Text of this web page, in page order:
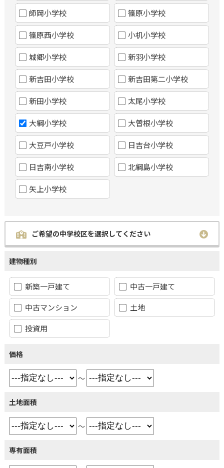
師岡小学校 篠原小学校
篠原西小学校 小机小学校
城郷小学校 新羽小学校
新吉田小学校 新吉田第二小学校
新田小学校 太尾小学校
大綱小学校 大曽根小学校
大豆戸小学校 日吉台小学校
日吉南小学校 北綱島小学校
矢上小学校
ご希望の中学校区を選択してください
建物種別
新築一戸建て
中古一戸建て
中古マンション
土地
投資用
価格
～
土地面積
～
専有面積